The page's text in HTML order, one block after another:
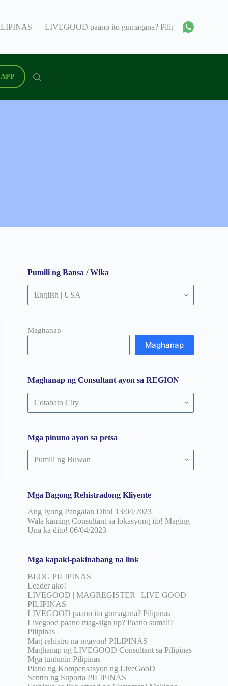
LIVEGOOD paano ito gumagana? Pilipinas
Pumili ng Bansa / Wika
Maghanap
Maghanap
Maghanap ng Consultant ayon sa REGION
Maghanap
ng
Consultant
REGION
Mga pinuno ayon sa petsa
Mga
pinuno
ayon
Mga Bagong Rehistradong Kliyente
Ang Iyong Pangalan Dito! 13/04/2023
Wala kaming Consultant sa lokasyong ito! Maging
Una ka dito! 06/04/2023
Mga kapaki-pakinabang na link
BLOG PILIPINAS
Leader ako!
LIVEGOOD | MAGREGISTER | LIVE GOOD |
PILIPINAS
LIVEGOOD paano ito gumagana? Pilipinas
Livegood paano mag-sign up? Paano sumali?
Pilipinas
Mag-rehistro na ngayon! PILIPINAS
Maghanap ng LIVEGOOD Consultant sa Pilipinas
Mga tuntunin Pilipinas
Plano ng Kompensasyon ng LiveGooD
Sentro ng Suporta PILIPINAS